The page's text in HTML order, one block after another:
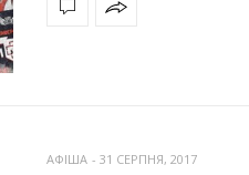
АФІША - 31 СЕРПНЯ, 2017